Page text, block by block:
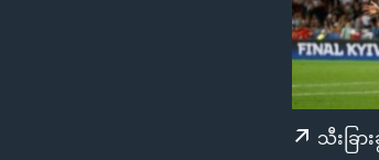
သီးခြ